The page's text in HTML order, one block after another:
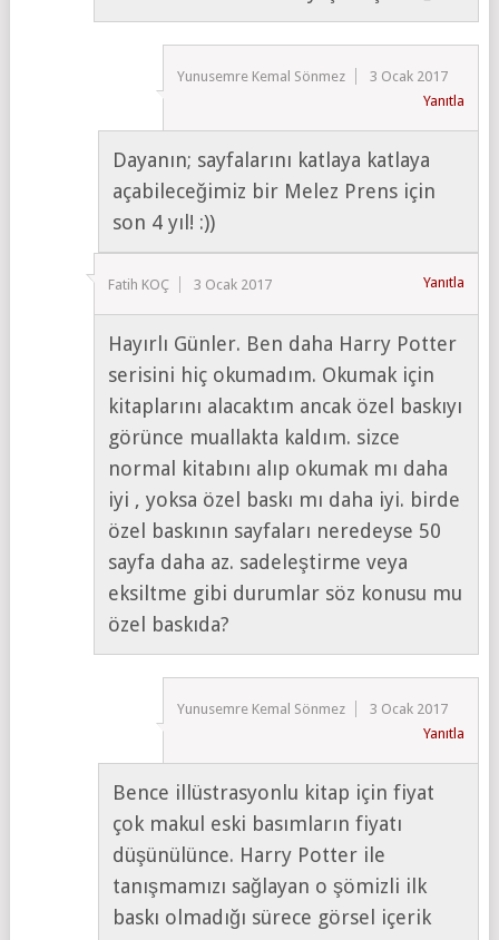
Yunusemre Kemal Sönmez
3 Ocak 2017
Yanıtla
Dayanın; sayfalarını katlaya katlaya
açabileceğimiz bir Melez Prens için
son 4 yıl! :))
Fatih KOÇ 3 Ocak 2017 Yanıtla
Hayırlı Günler. Ben daha Harry Potter
serisini hiç okumadım. Okumak için
kitaplarını alacaktım ancak özel baskıyı
görünce muallakta kaldım. sizce
normal kitabını alıp okumak mı daha
iyi , yoksa özel baskı mı daha iyi. birde
özel baskının sayfaları neredeyse 50
sayfa daha az. sadeleştirme veya
eksiltme gibi durumlar söz konusu mu
özel baskıda?
Yunusemre Kemal Sönmez
3 Ocak 2017
Yanıtla
Bence illüstrasyonlu kitap için fiyat
çok makul eski basımların fiyatı
düşünülünce. Harry Potter ile
tanışmamızı sağlayan o şömizli ilk
baskı olmadığı sürece görsel içerik